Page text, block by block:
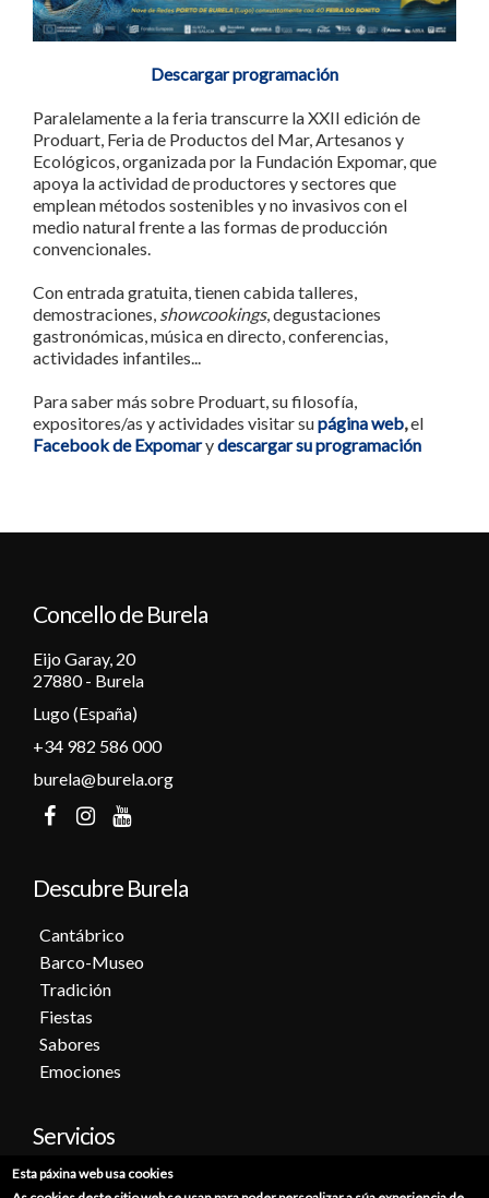
Descargar programación
Paralelamente a la feria transcurre la XXII edición de
Produart, Feria de Productos del Mar, Artesanos y
Ecológicos, organizada por la Fundación Expomar, que
apoya la actividad de productores y sectores que
emplean métodos sostenibles y no invasivos con el
medio natural frente a las formas de producción
convencionales.
Con entrada gratuita, tienen cabida talleres,
demostraciones, showcookings, degustaciones
gastronómicas, música en directo, conferencias,
actividades infantiles...
Para saber más sobre Produart, su filosofía,
expositores/as y actividades visitar supágina web,el
Facebook de Expomarydescargar su programación
Concello de Burela
Eijo Garay, 20
27880 - Burela
Lugo (España)
+34 982 586 000
burela@burela.org
Descubre Burela
Cantábrico
Barco-Museo
Tradición
Fiestas
Sabores
Emociones
Servicios
Cita previa
Esta páxina web usa cookies